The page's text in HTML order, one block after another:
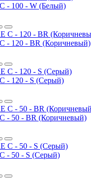
- 100 - W (Белый)
- 120 - BR (Коричневый)
- 120 - S (Серый)
- 50 - BR (Коричневый)
- 50 - S (Серый)